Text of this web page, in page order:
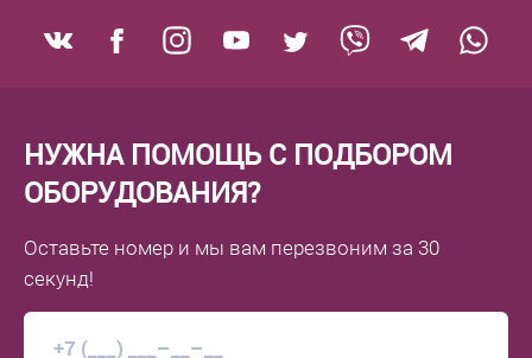
НУЖНА ПОМОЩЬ С ПОДБОРОМ
ОБОРУДОВАНИЯ?
Оставьте номер и мы вам перезвоним за 30
секунд!